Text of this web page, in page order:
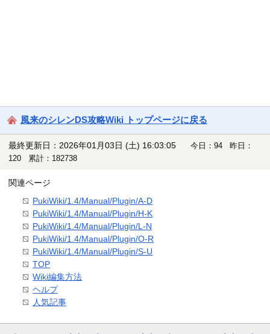
風来のシレンDS攻略Wiki トップページに戻る
最終更新日：2026年01月03日 (土) 16:03:05
今日：94 昨日：
120 累計：182738
関連ページ
PukiWiki/1.4/Manual/Plugin/A-D
PukiWiki/1.4/Manual/Plugin/H-K
PukiWiki/1.4/Manual/Plugin/L-N
PukiWiki/1.4/Manual/Plugin/O-R
PukiWiki/1.4/Manual/Plugin/S-U
TOP
Wiki編集方法
ヘルプ
人気記事